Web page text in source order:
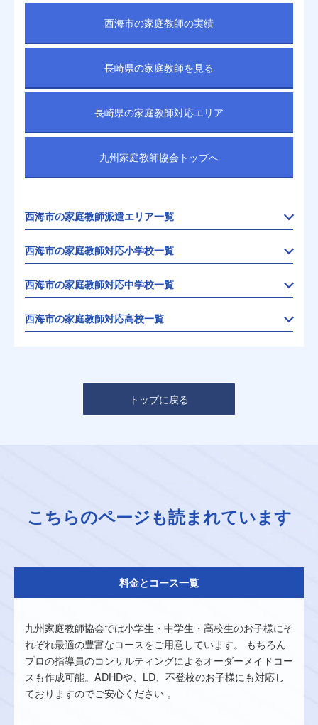
西海市の家庭教師の実績
長崎県の家庭教師を見る
長崎県の家庭教師対応エリア
九州家庭教師協会トップへ
西海市の家庭教師派遣エリア一覧
西海市の家庭教師対応小学校一覧
西海市の家庭教師対応中学校一覧
西海市の家庭教師対応高校一覧
トップに戻る
こちらのページも読まれています
料金とコース一覧
九州家庭教師協会では小学生・中学生・高校生のお子様にそ
れぞれ最適の豊富なコースをご用意しています。 もちろん
プロの指導員のコンサルティングによるオーダーメイドコー
スも作成可能。ADHDや、LD、不登校のお子様にも対応し
ておりますのでご安心ください 。